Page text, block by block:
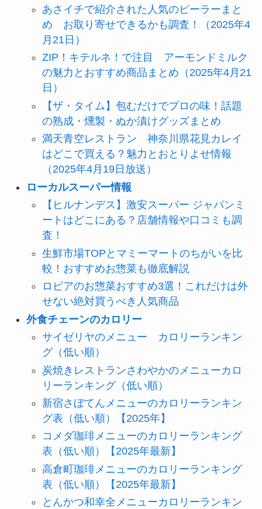
あさイチで紹介された人気のピーラーまと
め お取り寄せできるかも調査！（2025年4
月21日）
ZIP！キテルネ！で注目 アーモンドミルク
の魅力とおすすめ商品まとめ（2025年4月21
日）
【ザ・タイム】包むだけでプロの味！話題
の熟成・燻製・ぬか漬けグッズまとめ
満天青空レストラン 神奈川県花見カレイ
はどこで買える？魅力とおとりよせ情報
（2025年4月19日放送）
ローカルスーパー情報
【ヒルナンデス】激安スーパー ジャパンミ
ートはどこにある？店舗情報や口コミも調
査！
生鮮市場TOPとマミーマートのちがいを比
較！おすすめお惣菜も徹底解説
ロピアのお惣菜おすすめ3選！これだけは外
せない絶対買うべき人気商品
外食チェーンのカロリー
サイゼリヤのメニュー カロリーランキン
グ（低い順）
炭焼きレストランさわやかのメニューカロ
リーランキング（低い順）
新宿さぼてんメニューのカロリーランキン
グ表（低い順）【2025年】
コメダ珈琲メニューのカロリーランキング
表（低い順）【2025年最新】
高倉町珈琲メニューのカロリーランキング
表（低い順）【2025年最新】
とんかつ和幸全メニューカロリーランキン